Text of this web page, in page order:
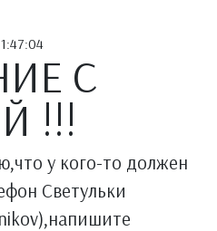
С
!!!
у кого-то должен
Светульки